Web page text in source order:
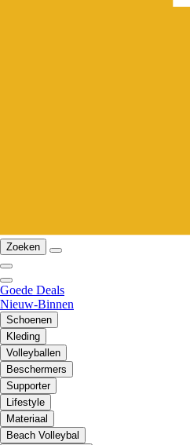
Zoeken
Goede Deals
Nieuw-Binnen
Schoenen
Kleding
Volleyballen
Beschermers
Supporter
Lifestyle
Materiaal
Beach Volleybal